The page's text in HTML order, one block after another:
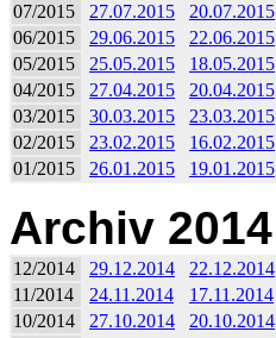
07/2015
27.07.2015 20.07.2015
06/2015
29.06.2015 22.06.2015
05/2015
25.05.2015 18.05.2015
04/2015
27.04.2015 20.04.2015
03/2015
30.03.2015 23.03.2015
02/2015
23.02.2015 16.02.2015
01/2015
26.01.2015 19.01.2015
Archiv 2014
12/2014 29.12.2014 22.12.2014
11/2014
24.11.2014 17.11.2014
10/2014
27.10.2014 20.10.2014